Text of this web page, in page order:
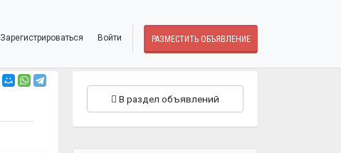
Зарегистрироваться Войти РАЗМЕСТИТЬ ОБЪЯВЛЕНИЕ
В раздел объявлений